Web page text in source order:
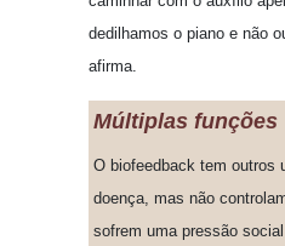
dedilhamos o piano e não
afirma.
Múltiplas funções
O biofeedback tem outros
doença, mas não
sofrem uma pressão